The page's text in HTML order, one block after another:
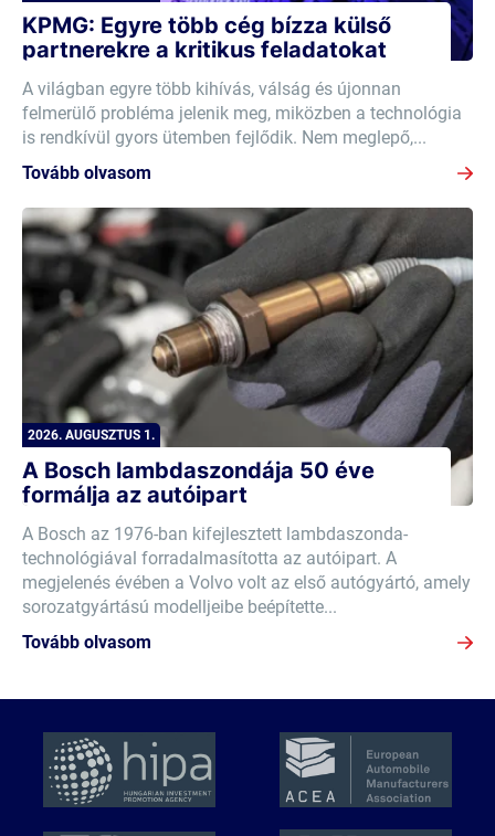
KPMG: Egyre több cég bízza külső
partnerekre a kritikus feladatokat
A világban egyre több kihívás, válság és újonnan
felmerülő probléma jelenik meg, miközben a technológia
is rendkívül gyors ütemben fejlődik. Nem meglepő,...
Tovább olvasom
2026. AUGUSZTUS 1.
A Bosch lambdaszondája 50 éve
formálja az autóipart
A Bosch az 1976-ban kifejlesztett lambdaszonda-
technológiával forradalmasította az autóipart. A
megjelenés évében a Volvo volt az első autógyártó, amely
sorozatgyártású modelljeibe beépítette...
Tovább olvasom